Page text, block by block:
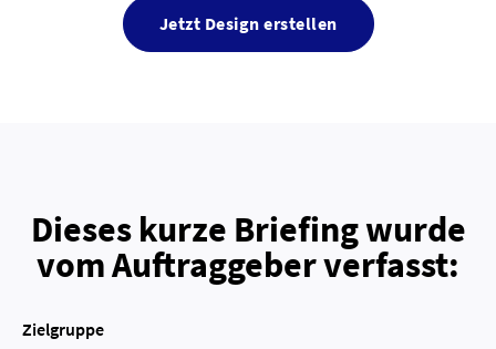
Jetzt Design erstellen
Dieses kurze Briefing wurde
vom Auftraggeber verfasst:
Zielgruppe